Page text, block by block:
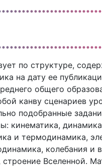
по структуре,
на дату ее
общего
канву сценариев
подобранные
кинематика,
и термодинамика,
колебания и
Вселенной.